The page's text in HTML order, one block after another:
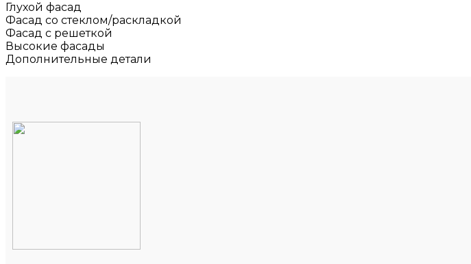
Глухой фасад
Фасад со стеклом/раскладкой
Фасад с решеткой
Высокие фасады
Дополнительные детали